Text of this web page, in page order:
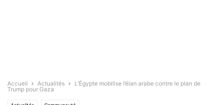
Accueil Actualités
L’Égypte mobilise l’élan arabe contre le plan de
Trump pour Gaza